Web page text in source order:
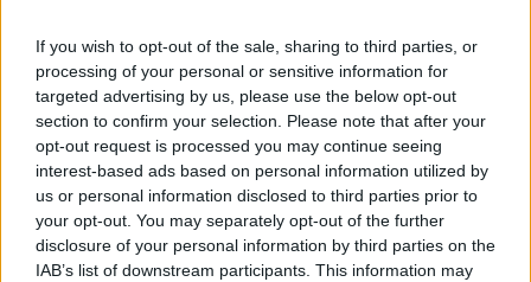
If you wish to opt-out of the sale, sharing to third parties, or
processing of your personal or sensitive information for
targeted advertising by us, please use the below opt-out
section to confirm your selection. Please note that after your
opt-out request is processed you may continue seeing
interest-based ads based on personal information utilized by
us or personal information disclosed to third parties prior to
your opt-out. You may separately opt-out of the further
disclosure of your personal information by third parties on the
IAB’s list of downstream participants. This information may